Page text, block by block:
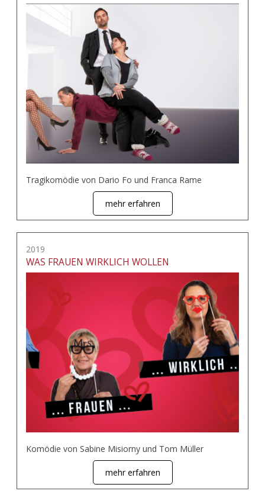
Tragikomödie von Dario Fo und Franca Rame
mehr erfahren
2019
WAS FRAUEN WIRKLICH WOLLEN
Komödie von Sabine Misiorny und Tom Müller
mehr erfahren